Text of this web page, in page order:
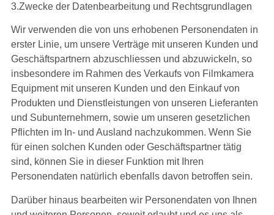
3.Zwecke der Datenbearbeitung und Rechtsgrundlagen
Wir verwenden die von uns erhobenen Personendaten in
erster Linie, um unsere Verträge mit unseren Kunden und
Geschäftspartnern abzuschliessen und abzuwickeln, so
insbesondere im Rahmen des Verkaufs von Filmkamera
Equipment mit unseren Kunden und den Einkauf von
Produkten und Dienstleistungen von unseren Lieferanten
und Subunternehmern, sowie um unseren gesetzlichen
Pflichten im In- und Ausland nachzukommen. Wenn Sie
für einen solchen Kunden oder Geschäftspartner tätig
sind, können Sie in dieser Funktion mit Ihren
Personendaten natürlich ebenfalls davon betroffen sein.
Darüber hinaus bearbeiten wir Personendaten von Ihnen